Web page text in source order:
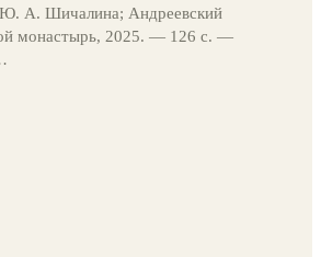
Ю. А. Шичалина; Андреевский
монастырь, 2025. — 126 с. —